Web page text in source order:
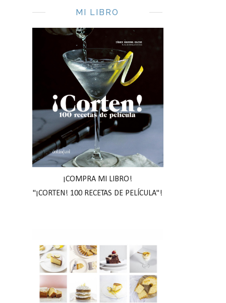
MI LIBRO
¡COMPRA MI LIBRO!
"¡CORTEN! 100 RECETAS DE PELÍCULA"!